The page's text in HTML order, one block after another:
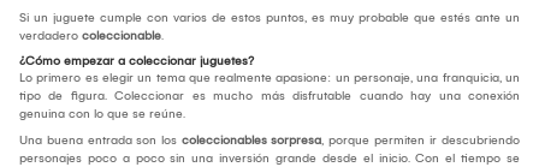
Si un juguete cumple con varios de estos puntos, es muy probable que estés ante un
verdadero coleccionable.
¿Cómo empezar a coleccionar juguetes?
Lo primero es elegir un tema que realmente apasione: un personaje, una franquicia, un
tipo de figura. Coleccionar es mucho más disfrutable cuando hay una conexión
genuina con lo que se reúne.
Una buena entrada son los coleccionables sorpresa, porque permiten ir descubriendo
personajes poco a poco sin una inversión grande desde el inicio. Con el tiempo se